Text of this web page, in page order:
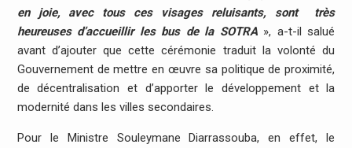
en joie, avec tous ces visages reluisants, sont très
heureuses d’accueillir les bus de la SOTRA», a-t-il salué
avant d’ajouter que cette cérémonie traduit la volonté du
Gouvernement de mettre en œuvre sa politique de proximité,
de décentralisation et d’apporter le développement et la
modernité dans les villes secondaires.
Pour le Ministre Souleymane Diarrassouba, en effet, le